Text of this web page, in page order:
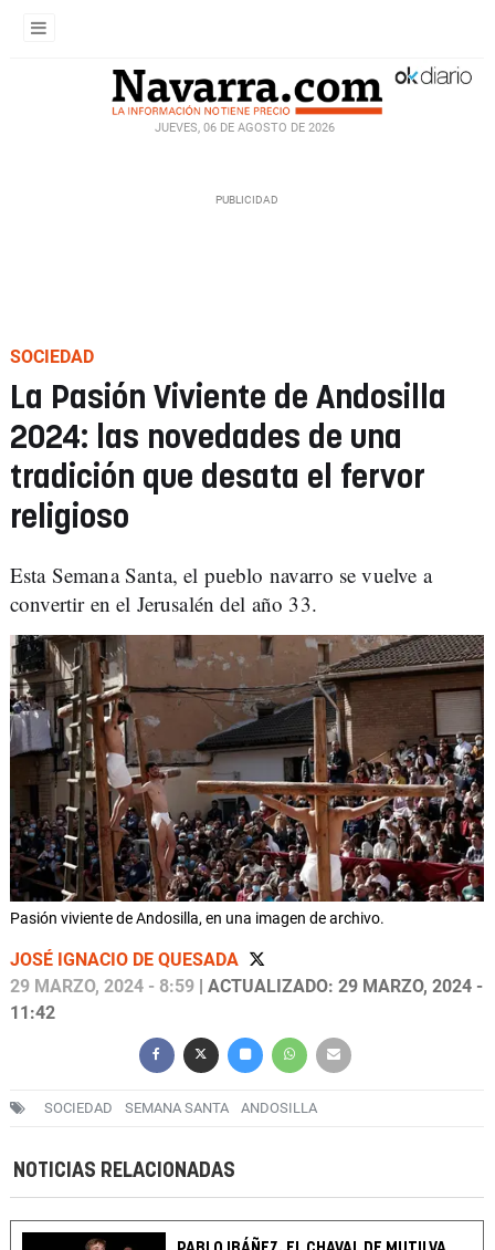
JUEVES, 06 DE AGOSTO DE 2026
SOCIEDAD
La Pasión Viviente de Andosilla
2024: las novedades de una
tradición que desata el fervor
religioso
Esta Semana Santa, el pueblo navarro se vuelve a
convertir en el Jerusalén del año 33.
Pasión viviente de Andosilla, en una imagen de archivo.
JOSÉ IGNACIO DE QUESADA
29 MARZO, 2024 - 8:59 | ACTUALIZADO: 29 MARZO, 2024 -
11:42
SOCIEDAD SEMANA SANTA ANDOSILLA
NOTICIAS RELACIONADAS